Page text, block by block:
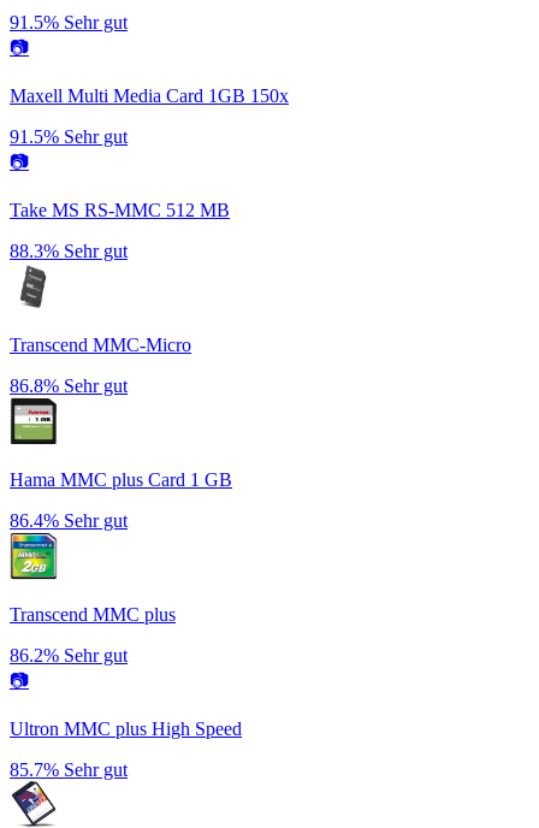
91.5% Sehr gut
📷
Maxell Multi Media Card 1GB 150x
91.5% Sehr gut
📷
Take MS RS-MMC 512 MB
88.3% Sehr gut
Transcend MMC-Micro
86.8% Sehr gut
Hama MMC plus Card 1 GB
86.4% Sehr gut
Transcend MMC plus
86.2% Sehr gut
📷
Ultron MMC plus High Speed
85.7% Sehr gut